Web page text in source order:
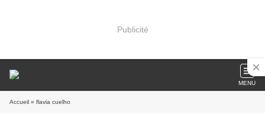
Publicité
MENU
Accueil » flavia cuelho